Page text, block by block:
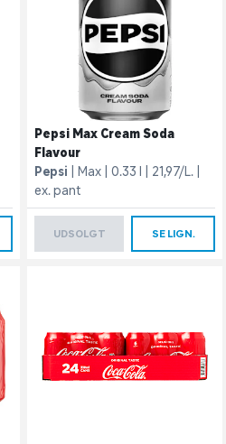
Pepsi Max Cream Soda
Flavour
Pepsi
Max 0.33 l
21,97/L.
ex. pant
UDSOLGT SE LIGN.